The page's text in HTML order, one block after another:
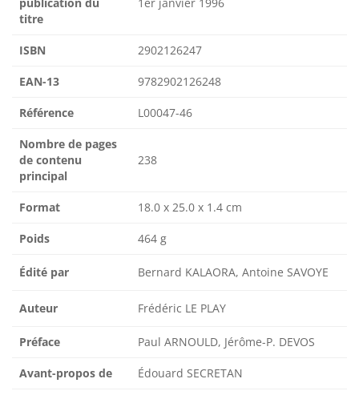
titre
ISBN 2902126247
EAN-13 9782902126248
Référence L00047-46
Nombre de pages
de contenu
principal
238
Format 18.0 x 25.0 x 1.4 cm
Poids 464 g
Édité par Bernard KALAORA, Antoine SAVOYE
Auteur Frédéric LE PLAY
Préface Paul ARNOULD, Jérôme-P. DEVOS
Avant-propos de Édouard SECRETAN